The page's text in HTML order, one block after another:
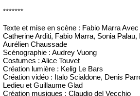
*******
Texte et mise en scène : Fabio Marra
Catherine Arditi, Fabio Marra, Sonia Palau,
Aurélien Chaussade
Scénographie : Audrey Vuong
Costumes : Alice Touvet
Création lumière : Kelig Le Bars
Création vidéo : Italo Scialdone, Denis
Ledieu et Guillaume Glad
Création musiques : Claudio del Vecchio